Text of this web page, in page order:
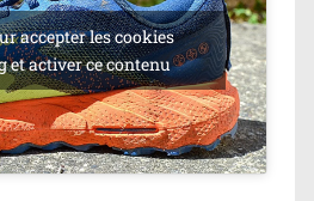
accepter les cookies
et activer ce contenu